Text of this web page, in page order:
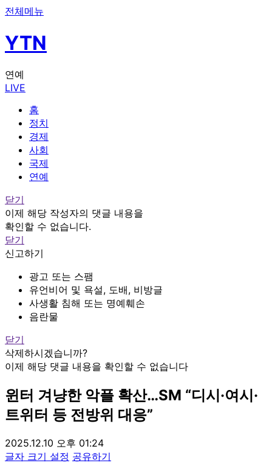
전체메뉴
YTN
연예
LIVE
홈
정치
경제
사회
국제
연예
닫기
이제 해당 작성자의 댓글 내용을
확인할 수 없습니다.
닫기
신고하기
광고 또는 스팸
유언비어 및 욕설, 도배, 비방글
사생활 침해 또는 명예훼손
음란물
닫기
삭제하시겠습니까?
이제 해당 댓글 내용을 확인할 수 없습니다
윈터 겨냥한 악플 확산…SM “디시·여시·
트위터 등 전방위 대응”
2025.12.10 오후 01:24
글자 크기 설정 공유하기